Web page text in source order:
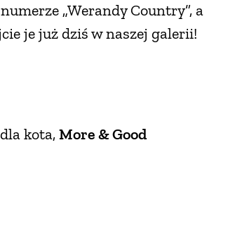
„Werandy Country”, a
je już dziś w naszej galerii!
kota,More & Good